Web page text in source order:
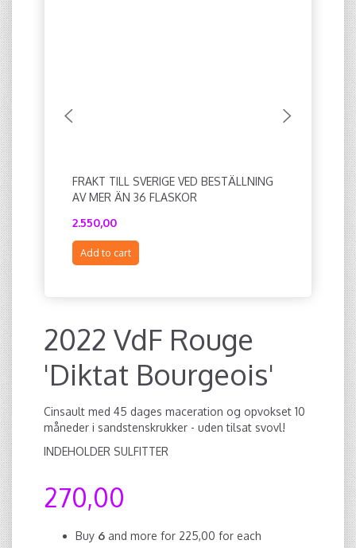
FRAKT TILL SVERIGE VED BESTÄLLNING
AV MER ÄN 36 FLASKOR
2.550,00
Add to cart
2021
Add to
2022 VdF Rouge
'Diktat Bourgeois'
Cinsault med 45 dages maceration og opvokset 10
måneder i sandstenskrukker - uden tilsat svovl!
INDEHOLDER SULFITTER
270,00
Buy 6 and more for 225,00 for each